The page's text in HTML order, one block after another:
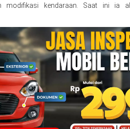
modifikasi kendaraan. Saat ini ia